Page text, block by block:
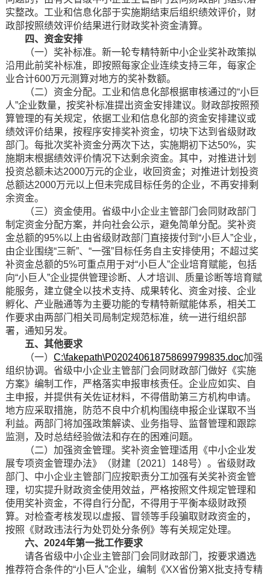
实整改。工业和信息化部于实施期结束后组织绩效评价，财
政部按照绩效评价结果进行财政奖补资金清算。
四、资金安排
（一）奖补标准。新一轮专精特新中小企业奖补政策拟
沿用此前奖补标准，即按照每家企业连续支持三年，每家企
业合计600万元测算对地方的奖补数额。
（二）资金分配。工业和信息化部根据审核通过的“小巨
人”企业数量，按奖补标准提出资金安排建议。财政部按照预
算管理的有关规定，依据工业和信息化部的资金安排建议或
绩效评价结果，按程序安排奖补资金，切块下达到省级财政
部门。每批次奖补资金分两次下达，实施期初下达50%，实
施期末根据绩效评价情况下达剩余资金。其中，对推进计划
投资总额未达2000万元的企业，收回资金；对推进计划投资
总额达2000万元以上但未完成目标任务的企业，不再安排剩
余资金。
（三）资金使用。省级中小企业主管部门会同财政部门
制定资金分配方案，并向社会公示，避免简单分配。奖补资
金总额的95%以上由省级财政部门直接拨付到“小巨人”企业，
由企业围绕“三新”、“一强”目标任务自主安排使用；不超过奖
补资金总额的5%可重点用于对“小巨人”企业培育赋能，包括
向“小巨人”企业提供管理诊断、人才培训、质量诊断等培育赋
能服务，建立健全以技术支持、成果转化、资金对接、企业
孵化、产业融通等为主要功能的专精特新赋能体系，相关工
作要求由两部门相关司局制定规范标准，统一进行组织部
署，通知另发。
五、其他要求
（一） C:\fakepath\P020240618758699799835.doc加强
组织协调。省级中小企业主管部门会同财政部门做好《实施
方案》编制工作，严格落实申报审核责任。企业应如实、自
主申报，并提供有关佐证材料，不得借助第三方机构申请。
地方应采取措施，防范不良中介机构围绕申报企业谋取不当
利益。两部门将加强政策解读、业务指导、监督管理和跟踪
监测，及时总结经验做法和存在的困难问题。
（二）加强资金管理。奖补资金管理适用《中小企业发
展专项资金管理办法》（财建〔2021〕148号）。省级财政
部门、中小企业主管部门应按职责分工加强有关奖补资金管
理，切实提升财政资金使用效益，严格按照文件规定管理和
使用奖补资金，不得自行分配，不得用于平衡本级财政预
算。对检查考核发现以虚报、冒领等手段骗取财政资金的，
按照《财政违法行为处罚处分条例》等有关规定处理。
六、2024年第一批工作要求
请各省级中小企业主管部门会同财政部门，按要求遴选
推荐符合条件的“小巨人”企业，编制《XX省份第X批支持专精